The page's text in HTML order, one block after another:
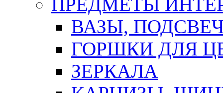
ПРЕДМЕТЫ
ВАЗЫ,
ГОРШКИ ДЛЯ
ЗЕРКАЛА